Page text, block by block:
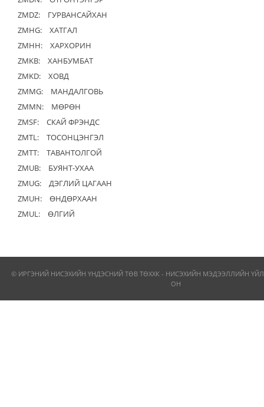
ZMDZ:
ГУРВАНСАЙХАН
ZMHG:
ХАТГАЛ
ZMHH:
ХАРХОРИН
ZMKB:
ХАНБУМБАТ
ZMKD:
ХОВД
ZMMG:
МАНДАЛГОВЬ
ZMMN:
МӨРӨН
ZMSF:
СКАЙ ФРЭНДС
ZMTL:
ТОСОНЦЭНГЭЛ
ZMTT:
ТАВАНТОЛГОЙ
ZMUB:
БУЯНТ-УХАА
ZMUG:
ДЭГЛИЙ ЦАГААН
ZMUH:
ӨНДӨРХААН
ZMUL:
ӨЛГИЙ
© ИРГЭНИЙ НИСЭХИЙН ҮНДЭСНИЙ ТӨВ ТӨХХК - НИСЭХИЙН МЭДЭЭЛЛИЙН
ОН